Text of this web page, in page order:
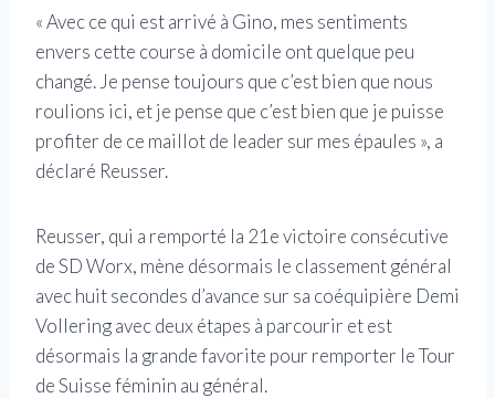
« Avec ce qui est arrivé à Gino, mes sentiments
envers cette course à domicile ont quelque peu
changé. Je pense toujours que c’est bien que nous
roulions ici, et je pense que c’est bien que je puisse
profiter de ce maillot de leader sur mes épaules », a
déclaré Reusser.
Reusser, qui a remporté la 21e victoire consécutive
de SD Worx, mène désormais le classement général
avec huit secondes d’avance sur sa coéquipière Demi
Vollering avec deux étapes à parcourir et est
désormais la grande favorite pour remporter le Tour
de Suisse féminin au général.